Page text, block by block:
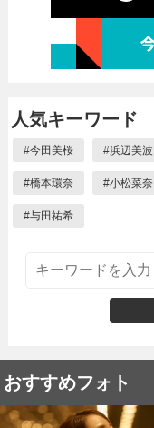
人気キーワード
#今田美桜 #浜辺美波
#橋本環奈 #小松菜奈
#与田祐希
おすすめフォト